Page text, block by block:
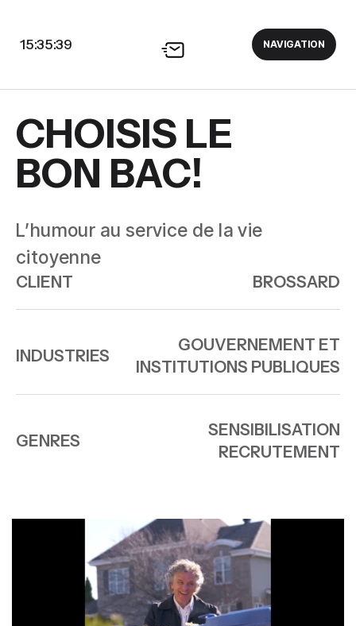
15:35:40 NAVIGATION
CHOISIS LE
BON BAC!
L’humour au service de la vie
citoyenne
CLIENT BROSSARD
INDUSTRIES
GOUVERNEMENT ET
INSTITUTIONS PUBLIQUES
GENRES
SENSIBILISATION
RECRUTEMENT